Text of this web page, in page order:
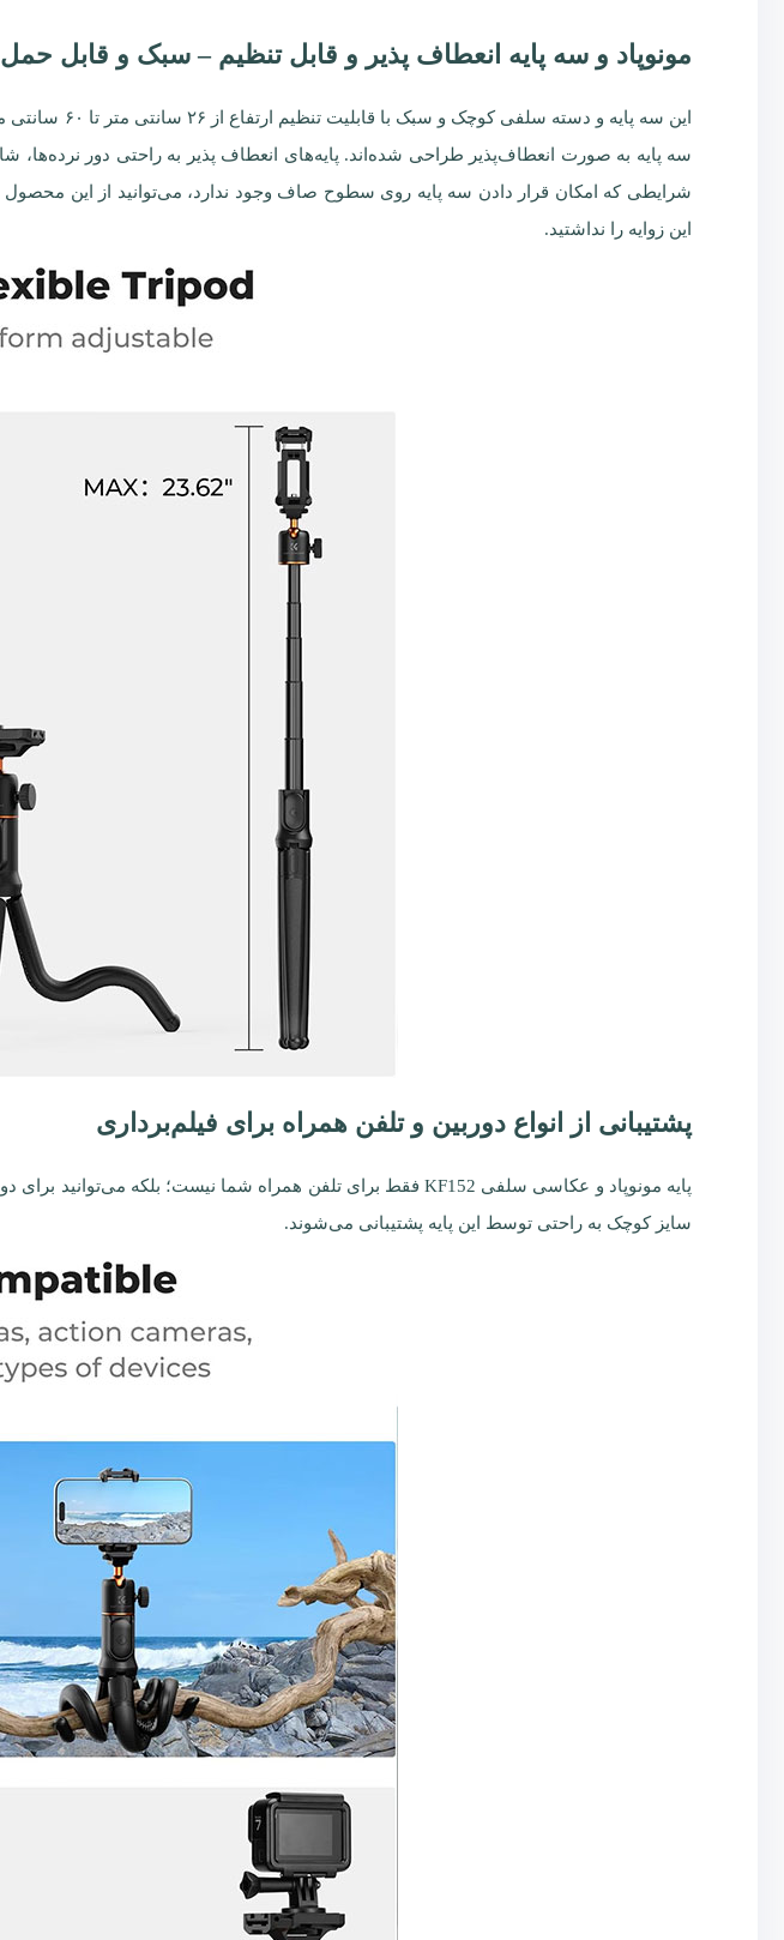
مونوپاد و سه پایه انعطاف پذیر و قابل تنظیم – سبک و قابل حمل
این سه پایه
سه پایه به صورت انعطاف‌پذیر طراحی شده‌اند. پایه‌های انعطاف پذیر به راحتی دور نرده‌ها،
شرایطی که امکان قرار دادن سه پایه روی سطوح صاف وجود ندارد، می‌توانید از این محصول
این زوایه را نداشتید.
پشتیبانی از انواع دوربین و تلفن همراه برای فیلم‌برداری
سایز کوچک به راحتی توسط این پایه پشتیبانی می‌شوند.